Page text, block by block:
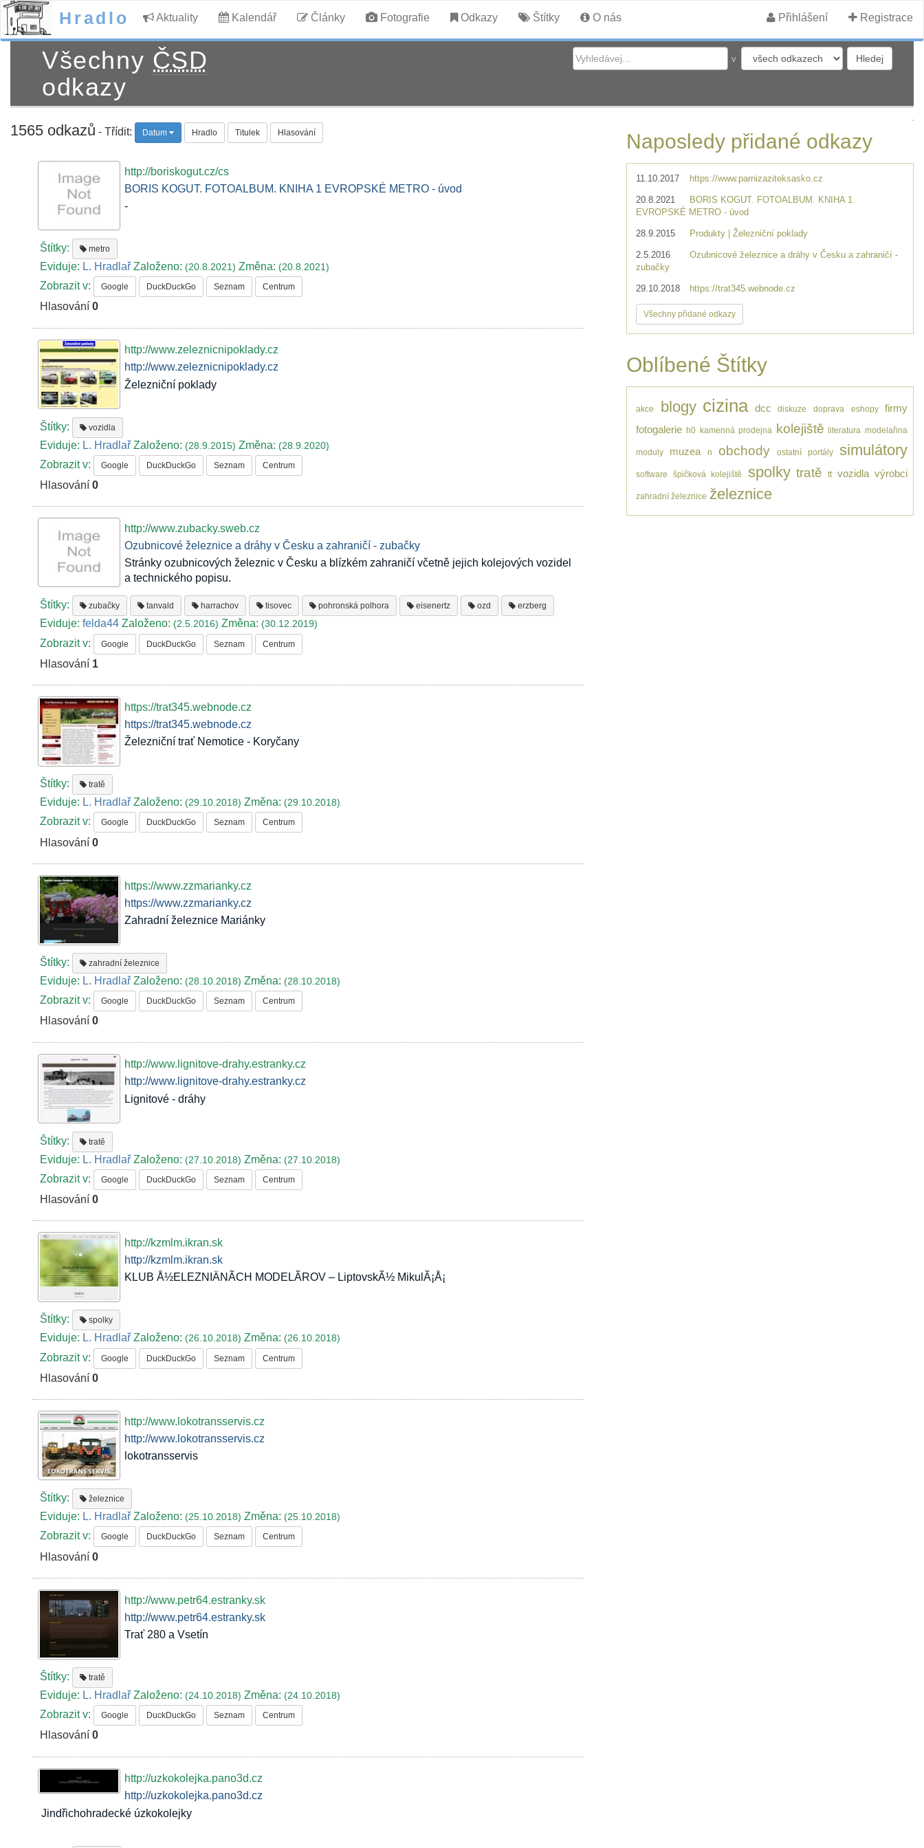
Hradlo Aktuality Kalendář Články Fotografie Odkazy Štítky O nás Přihlášení Registrace
Všechny ČSD
odkazy
v
1565 odkazů - Třídit: Datum Hradlo Titulek Hlasování
http://boriskogut.cz/cs
BORIS KOGUT. FOTOALBUM. KNIHA 1 EVROPSKÉ METRO - úvod
-
Štítky: metro
Eviduje: L. Hradlař Založeno:(20.8.2021)Změna:(20.8.2021)
Zobrazit v: Google DuckDuckGo Seznam Centrum
Hlasování0
http://www.zeleznicnipoklady.cz
http://www.zeleznicnipoklady.cz
Železniční poklady
Štítky: vozidla
Eviduje: L. Hradlař Založeno:(28.9.2015)Změna:(28.9.2020)
Zobrazit v: Google DuckDuckGo Seznam Centrum
Hlasování0
http://www.zubacky.sweb.cz
Ozubnicové železnice a dráhy v Česku a zahraničí - zubačky
Stránky ozubnicových železnic v Česku a blízkém zahraničí včetně jejich kolejových vozidel
a technického popisu.
Štítky: zubačky tanvald harrachov tisovec pohronská polhora eisenertz ozd erzberg
Eviduje:felda44 Založeno:(2.5.2016)Změna:(30.12.2019)
Zobrazit v: Google DuckDuckGo Seznam Centrum
Hlasování 1
https://trat345.webnode.cz
https://trat345.webnode.cz
Železniční trať Nemotice - Koryčany
Štítky: tratě
Eviduje: L. Hradlař Založeno:(29.10.2018)Změna:(29.10.2018)
Zobrazit v: Google DuckDuckGo Seznam Centrum
Hlasování0
https://www.zzmarianky.cz
https://www.zzmarianky.cz
Zahradní železnice Mariánky
Štítky: zahradní železnice
Eviduje: L. Hradlař Založeno:(28.10.2018)Změna:(28.10.2018)
Zobrazit v: Google DuckDuckGo Seznam Centrum
Hlasování0
http://www.lignitove-drahy.estranky.cz
http://www.lignitove-drahy.estranky.cz
Lignitové - dráhy
Štítky: tratě
Eviduje: L. Hradlař Založeno:(27.10.2018)Změna:(27.10.2018)
Zobrazit v: Google DuckDuckGo Seznam Centrum
Hlasování0
http://kzmlm.ikran.sk
http://kzmlm.ikran.sk
KLUB Å½ELEZNIÄNÃCH MODELÃROV – LiptovskÃ½ MikulÃ¡Å¡
Štítky: spolky
Eviduje: L. Hradlař Založeno:(26.10.2018)Změna:(26.10.2018)
Zobrazit v: Google DuckDuckGo Seznam Centrum
Hlasování0
http://www.lokotransservis.cz
http://www.lokotransservis.cz
lokotransservis
Štítky: železnice
Eviduje: L. Hradlař Založeno:(25.10.2018)Změna:(25.10.2018)
Zobrazit v: Google DuckDuckGo Seznam Centrum
Hlasování0
http://www.petr64.estranky.sk
http://www.petr64.estranky.sk
Trať 280 a Vsetín
Štítky: tratě
Eviduje: L. Hradlař Založeno:(24.10.2018)Změna:(24.10.2018)
Zobrazit v: Google DuckDuckGo Seznam Centrum
Hlasování0
http://uzkokolejka.pano3d.cz
http://uzkokolejka.pano3d.cz
Jindřichohradecké úzkokolejky
Naposledy přidané odkazy
11.10.2017 https://www.parnizaziteksasko.cz
20.8.2021
BORIS KOGUT. FOTOALBUM. KNIHA 1
EVROPSKÉ METRO - úvod
28.9.2015 Produkty | Železniční poklady
2.5.2016
Ozubnicové železnice a dráhy v Česku a zahraničí -
zubačky
29.10.2018 https://trat345.webnode.cz
Všechny přidané odkazy
Oblíbené Štítky
akce blogy cizina dcc diskuze doprava eshopy
firmy
fotogalerie h0 kamenná prodejna kolejiště literatura modelařina
moduly muzea n obchody ostatní portály simulátory
software špičková kolejiště spolky tratě tt vozidla výrobci
zahradní železnice železnice